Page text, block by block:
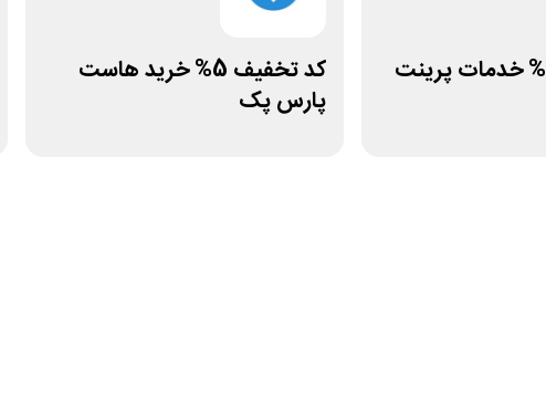
کد تخفیف 10% خدمات پرینت
کد تخفیف 5% خرید هاست
پارس پک